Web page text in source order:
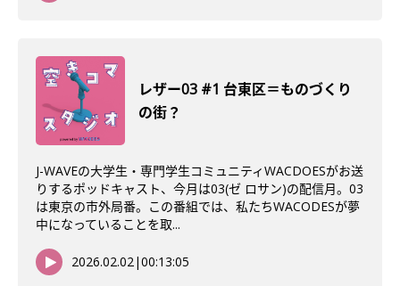
レザー03 #1 台東区＝ものづくり
の街？
J-WAVEの大学生・専門学生コミュニティWACDOESがお送
りするポッドキャスト、今月は03(ゼ ロサン)の配信月。03
は東京の市外局番。この番組では、私たちWACODESが夢
中になっていることを取...
2026.02.02|00:13:05